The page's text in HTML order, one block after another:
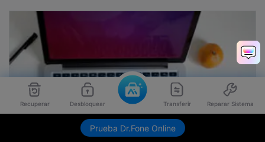
Recuperar Desbloquear Transferir Reparar Sistema
Prueba Dr.Fone Online